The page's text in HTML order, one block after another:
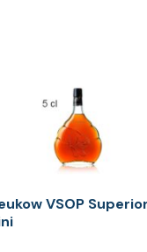
VSOP Superior